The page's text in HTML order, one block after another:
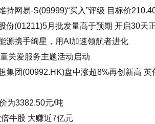
持网易-S(09999)“买入”评级 目标价
份(01211)5月批发量高于预期 开启30天
源携手绚星，用AI加速领航者进化
关爱服务主题活动启动
集团(00992.HK)盘中涨超8%再创新高
为3382.50元/吨
牛股 大赚近7亿元